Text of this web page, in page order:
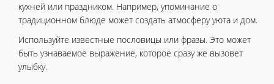
кухней или праздником. Например, упоминание о
традиционном блюде может создать атмосферу уюта и дом.
Используйте известные пословицы или фразы. Это может
быть узнаваемое выражение, которое сразу же вызовет
улыбку.